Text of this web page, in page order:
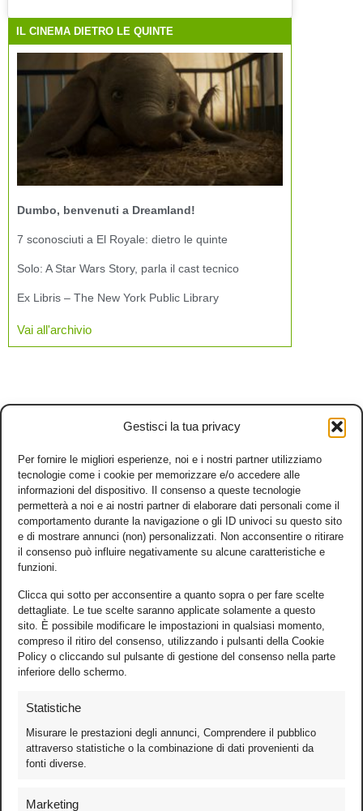
Gestisci la tua privacy
Per fornire le migliori esperienze, noi e i nostri partner utilizziamo
tecnologie come i cookie per memorizzare e/o accedere alle
informazioni del dispositivo. Il consenso a queste tecnologie
permetterà a noi e ai nostri partner di elaborare dati personali come il
comportamento durante la navigazione o gli ID univoci su questo sito
e di mostrare annunci (non) personalizzati. Non acconsentire o ritirare
il consenso può influire negativamente su alcune caratteristiche e
funzioni.
Clicca qui sotto per acconsentire a quanto sopra o per fare scelte
dettagliate. Le tue scelte saranno applicate solamente a questo
sito. È possibile modificare le impostazioni in qualsiasi momento,
compreso il ritiro del consenso, utilizzando i pulsanti della Cookie
Policy o cliccando sul pulsante di gestione del consenso nella parte
inferiore dello schermo.
Statistiche
Misurare le prestazioni degli annunci, Comprendere il pubblico
attraverso statistiche o la combinazione di dati provenienti da
fonti diverse.
Marketing
IL CINEMA DIETRO LE QUINTE
Dumbo, benvenuti a Dreamland!
7 sconosciuti a El Royale: dietro le quinte
Solo: A Star Wars Story, parla il cast tecnico
Ex Libris – The New York Public Library
Vai all'archivio